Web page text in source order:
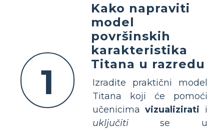
1
Kako napraviti
model
površinskih
karakteristika
Titana u razredu
Izradite praktični model
Titana koji će pomoći
učenicimavizualizirati i
uključitise u